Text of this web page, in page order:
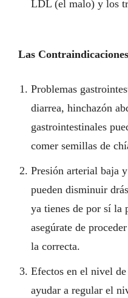
LDL (el malo) y los
Las Contraindicaciones
Problemas
diarrea, hinchazón
gastrointestinales
comer semillas de
Presión arterial baja
pueden disminuir
ya tienes de por sí la
asegúrate de
la correcta.
Efectos en el nivel
ayudar a regular el